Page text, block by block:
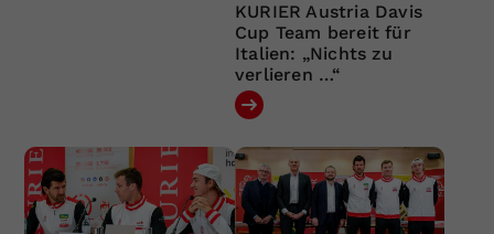
KURIER Austria Davis
Cup Team bereit für
Italien: „Nichts zu
verlieren …“